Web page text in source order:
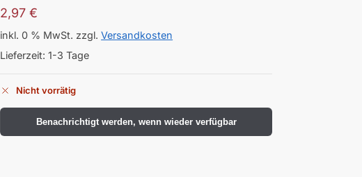
2,97€
inkl. 0 % MwSt. zzgl.Versandkosten
Lieferzeit:1-3 Tage
Nicht vorrätig
Benachrichtigt werden, wenn wieder verfügbar